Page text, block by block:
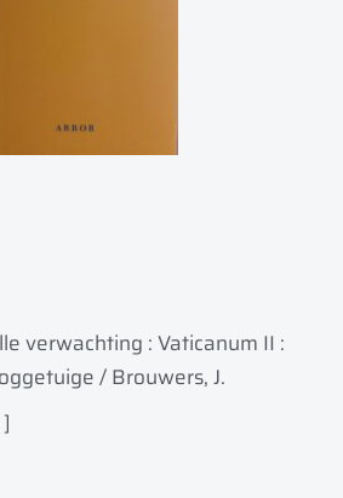
verwachting : Vaticanum II :
/ Brouwers, J.